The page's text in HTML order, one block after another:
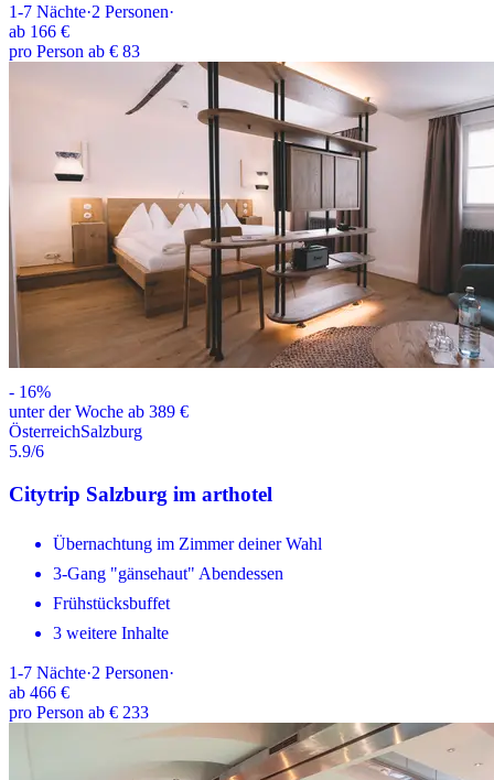
1-7 Nächte·2 Personen·
ab 166 €
pro Person ab € 83
- 16%
unter der Woche ab 389 €
ÖsterreichSalzburg
5.9/6
Citytrip Salzburg im arthotel
Übernachtung im Zimmer deiner Wahl
3-Gang "gänsehaut" Abendessen
Frühstücksbuffet
3 weitere Inhalte
1-7 Nächte·2 Personen·
ab 466 €
pro Person ab € 233